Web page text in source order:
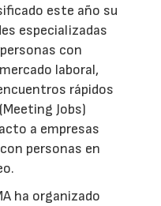
este año su
especializadas
con
laboral,
rápidos
Jobs)
a empresas
personas en
ha organizado